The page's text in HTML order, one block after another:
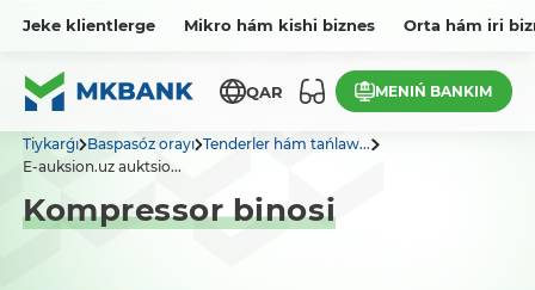
Jeke klientlerge Mikro hám kishi biznes Orta hám iri
QAR MENIŃ BANKIM
Tiykarǵı Baspasóz orayı Tenderler hám tańlaw...
E-auksion.uz auktsio...
Kompressor binosi